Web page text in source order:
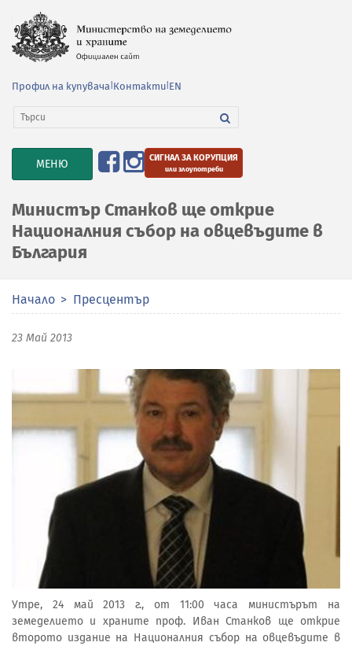
Профил на купувача Контакти EN
TOGGLE
NAVIGATION
МЕНЮ СИГНАЛ ЗА КОРУПЦИЯ
или злоупотреби
Министър Станков ще открие
Националния събор на овцевъдите в
България
Начало Пресцентър
23 Май 2013
Утре, 24 май 2013 г., от 11:00 часа министърът на
земеделието и храните проф. Иван Станков ще открие
второто издание на Националния събор на овцевъдите в